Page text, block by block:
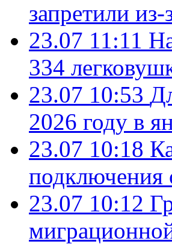
запретили
23.07 11:11
334
23.07 10:53
2026 году в
23.07 10:18
подключения
23.07 10:12